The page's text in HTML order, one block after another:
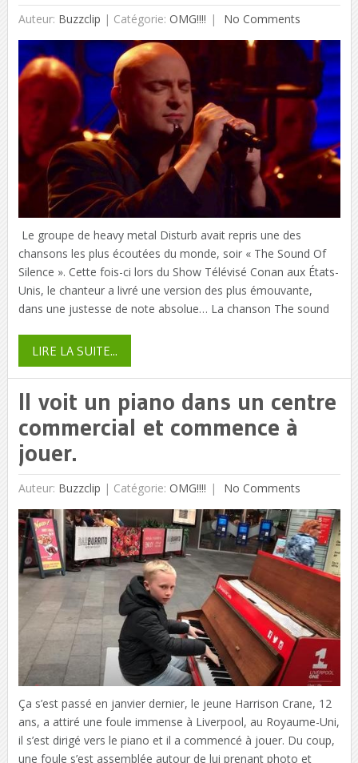
Auteur: Buzzclip | Catégorie: OMG!!!! No Comments
Le groupe de heavy metal Disturb avait repris une des
chansons les plus écoutées du monde, soir « The Sound Of
Silence ». Cette fois-ci lors du Show Télévisé Conan aux États-
Unis, le chanteur a livré une version des plus émouvante,
dans une justesse de note absolue… La chanson The sound
LIRE LA SUITE...
Il voit un piano dans un centre
commercial et commence à
jouer.
Auteur: Buzzclip | Catégorie: OMG!!!! No Comments
Ça s’est passé en janvier dernier, le jeune Harrison Crane, 12
ans, a attiré une foule immense à Liverpool, au Royaume-Uni,
il s’est dirigé vers le piano et il a commencé à jouer. Du coup,
une foule s’est assemblée autour de lui prenant photo et